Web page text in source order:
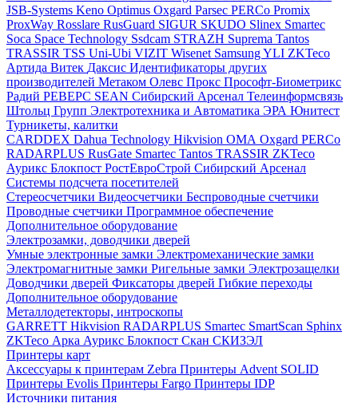
JSB-Systems Keno Optimus Oxgard Parsec PERCo Promix
ProxWay Rosslare RusGuard SIGUR SKUDO Slinex Smartec
Soca Space Technology Ssdcam STRAZH Suprema Tantos
TRASSIR TSS Uni-Ubi VIZIT Wisenet SamsungYLI ZKTeco
Артида Витек Даксис Идентификаторы других
производителей Метаком Олевс Прокс Прософт-Биометрикс
Радий РЕВЕРС SEAN Сибирский Арсенал Телеинформсвязь
Штольц Групп Электротехника и Автоматика ЭРА Юнитест
Турникеты, калитки
CARDDEX Dahua Technology Hikvision ОМА Oxgard PERCo
RADARPLUS RusGate Smartec Tantos TRASSIR ZKTeco
Аурикс Блокпост РостЕвроСтрой Сибирский Арсенал
Системы подсчета посетителей
Стереосчетчики Видеосчетчики Беспроводные счетчики
Проводные счетчики Программное обеспечение
Дополнительное оборудование
Электрозамки, доводчики дверей
Умные электронные замки Электромеханические замки
Электромагнитные замки Ригельные замки Электрозащелки
Доводчики дверей Фиксаторы дверей Гибкие переходы
Дополнительное оборудование
Металлодетекторы, интроскопы
GARRETT Hikvision RADARPLUS Smartec SmartScan Sphinx
ZKTeco Арка Аурикс Блокпост Скан СКИЗЭЛ
Принтеры карт
Аксессуары к принтерам Zebra Принтеры Advent SOLID
Принтеры Evolis Принтеры Fargo Принтеры IDP
Источники питания